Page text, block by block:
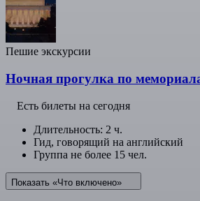
Пешие экскурсии
Ночная прогулка по
Есть билеты на сегодня
Длительность: 2 ч.
Гид, говорящий на английский
Группа не более 15 чел.
Показать «Что включено»